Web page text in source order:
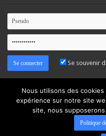
Se souvenir
Nous utilisons des
expérience sur notre site
site, nous
Politique